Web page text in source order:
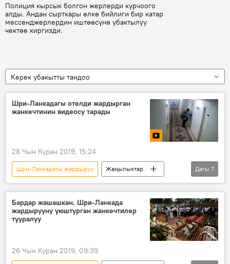
Полиция кырсык болгон жерлерди курчоого
алды. Андан сырткары өлкө бийлиги бир катар
мессенджерлердин иштөөсүнө убактылуу
чектөө киргизди.
Керек убакытты тандоо
Шри-Ланкадагы отелди жардырган
жанкечтинин видеосу тарады
28 Чын Куран 2019, 15:24
Шри-Ланкадагы жардыруу
Жаңылыктар
Окуялар
Дүйнөдө
Видео
Мультимедиа
Шри-Ланка
жардыруу
жан кечти
Дагы 7
Бардар жашашкан. Шри-Ланкада
жардырууну уюштурган жанкечтилер
тууралуу
26 Чын Куран 2019, 09:39